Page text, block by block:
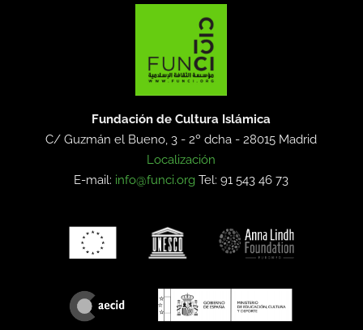
Fundación de Cultura Islámica
C/ Guzmán el Bueno, 3 - 2º dcha -28015 Madrid
Localización
E-mail: info@funci.org Tel: 91 543 46 73